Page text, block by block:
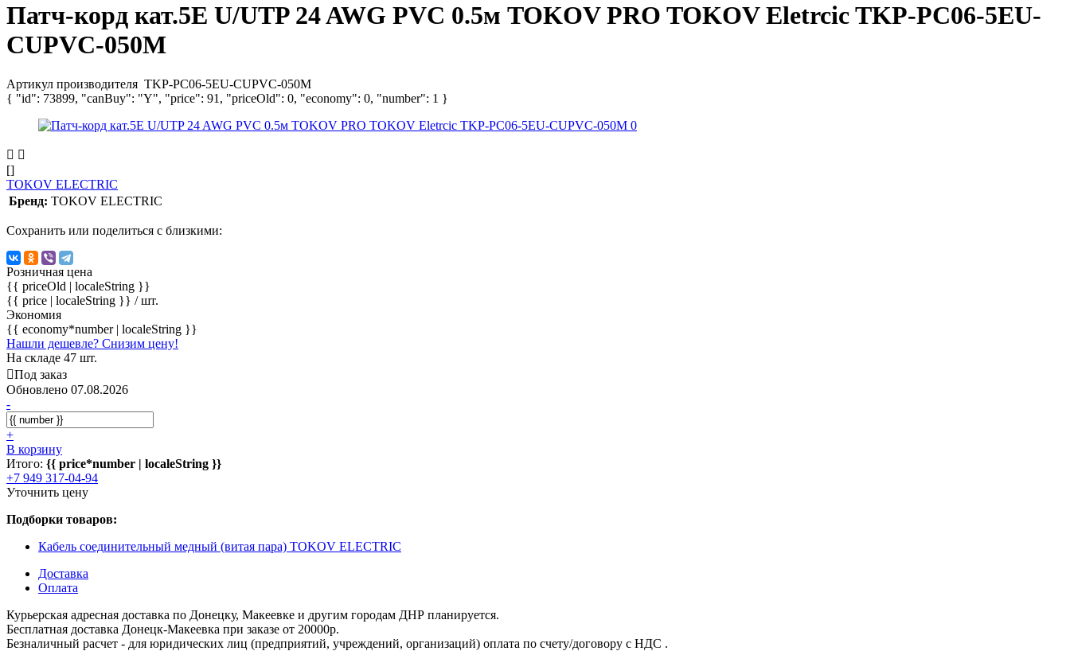
Патч-корд кат.5Е U/UTP 24 AWG PVC 0.5м TOKOV PRO TOKOV Eletrcic TKP-PC06-5EU-
CUPVC-050M
Артикул производителя TKP-PC06-5EU-CUPVC-050M
{ "id": 73899, "canBuy": "Y", "price": 91, "priceOld": 0, "economy": 0, "number": 1 }
[]
TOKOV ELECTRIC
Бренд: TOKOV ELECTRIC
Сохранить или поделиться с близкими:
Розничная цена
{{ priceOld | localeString }}
{{ price | localeString }} / шт.
Экономия
{{ economy*number | localeString }}
Нашли дешевле? Снизим цену!
На складе 47 шт.
Под заказ
Обновлено 07.08.2026
-
+
В корзину
Итого: {{ price*number | localeString }}
+7 949 317-04-94
Уточнить цену
Подборки товаров:
Кабель соединительный медный (витая пара) TOKOV ELECTRIC
Доставка
Оплата
Курьерская адресная доставка по Донецку, Макеевке и другим городам ДНР планируется.
Бесплатная доставка Донецк-Макеевка при заказе от 20000р.
Безналичный расчет - для юридических лиц (предприятий, учреждений, организаций) оплата по счету/договору с НДС .